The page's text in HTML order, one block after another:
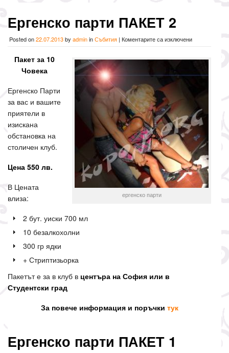
Ергенско парти ПАКЕТ 2
Posted on22.07.2013by admininСъбития | Коментарите са изключениза
ергенско парти
Пакет за 10
Човека
Ергенско Парти
за вас и вашите
приятели в
изискана
обстановка на
столичен клуб.
Цена 550 лв.
В Цената
влиза:
2 бут. уиски 700 мл
10 безалкохолни
300 гр ядки
+ Стриптизьорка
Пакетът е за в клуб в центъра на София или в
Студентски град
За повече информация и поръчки тук
Ергенско парти ПАКЕТ 1